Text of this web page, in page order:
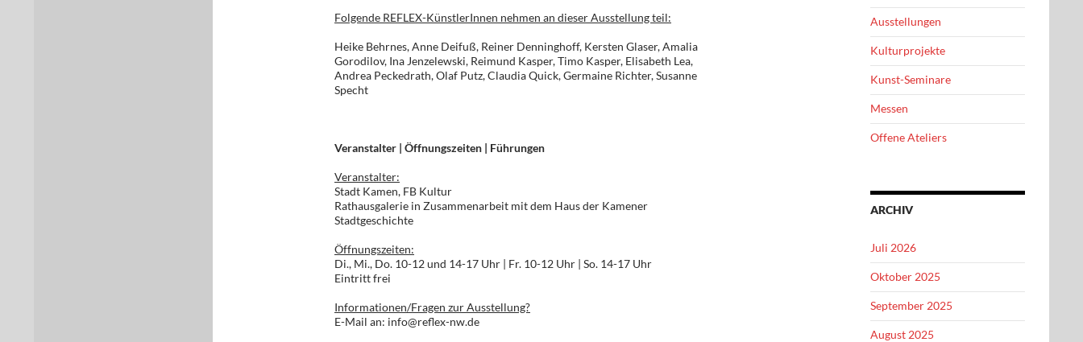
Folgende REFLEX-KünstlerInnen nehmen an dieser Ausstellung teil:
Heike Behrnes, Anne Deifuß, Reiner Denninghoff, Kersten Glaser, Amalia
Gorodilov, Ina Jenzelewski, Reimund Kasper, Timo Kasper, Elisabeth Lea,
Andrea Peckedrath, Olaf Putz, Claudia Quick, Germaine Richter, Susanne
Specht
Veranstalter | Öffnungszeiten | Führungen
Veranstalter:
Stadt Kamen, FB Kultur
Rathausgalerie in Zusammenarbeit mit dem Haus der Kamener
Stadtgeschichte
Öffnungszeiten:
Di., Mi., Do. 10-12 und 14-17 Uhr | Fr. 10-12 Uhr | So. 14-17 Uhr
Eintritt frei
Informationen/Fragen zur Ausstellung?
E-Mail an: info@reflex-nw.de
Ausstellungen
Kulturprojekte
Kunst-Seminare
Messen
Offene Ateliers
ARCHIV
Juli 2026
Oktober 2025
September 2025
August 2025